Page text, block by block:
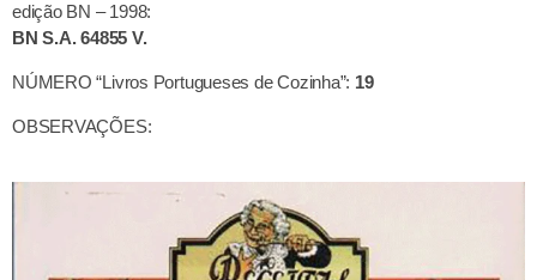
edição BN – 1998:
BN S.A. 64855 V.
NÚMERO “Livros Portugueses de Cozinha”: 19
OBSERVAÇÕES: